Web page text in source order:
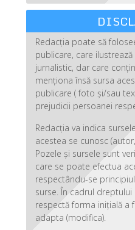
Redacția poate să
publicare, care
jurnalistic, dar care
menționa însă sursa
publicare ( foto și/sau
prejudicii persoanei
Redacția va indica
acestea se cunosc
Pozele și sursele sunt
care se poate efectua
respectându-se
surse. În cadrul
respectă forma inițială a
adapta (modifica).